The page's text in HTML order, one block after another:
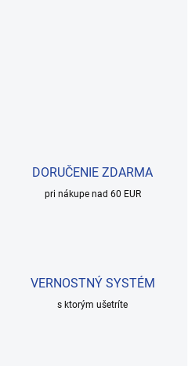
DORUČENIE ZDARMA
pri nákupe nad 60 EUR
VERNOSTNÝ SYSTÉM
s ktorým ušetríte